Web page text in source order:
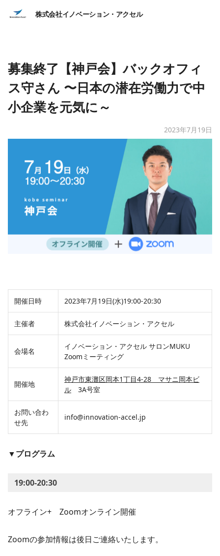
株式会社イノベーション・アクセル
募集終了【神戸会】バックオフィ
ス守さん 〜日本の潜在労働力で中
小企業を元気に～
2023年7月19日
開催日時 2023年7月19日(水)19:00-20:30
主催者 株式会社イノベーション・アクセル
会場名
イノベーション・アクセル サロンMUKU
Zoomミーティング
開催地
神戸市東灘区岡本1丁目4-28 マサニ岡本ビ
ル 3A号室
お問い合わ
せ先
info@innovation-accel.jp
▼プログラム
19:00-20:30
オフライン+ Zoomオンライン開催
Zoomの参加情報は後日ご連絡いたします。